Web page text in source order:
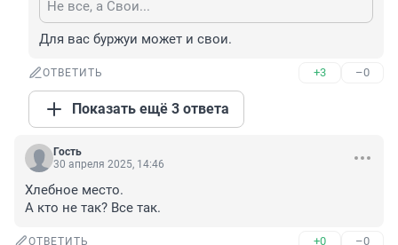
Не все, а Свои...
Для вас буржуи может и свои.
ОТВЕТИТЬ +3 –0
Показать ещё 3 ответа
Гость
30 апреля 2025, 14:46
Хлебное место.
А кто не так? Все так.
ОТВЕТИТЬ +0 –0